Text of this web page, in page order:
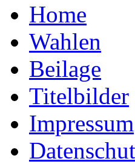
Home
Wahlen
Beilage
Titelbilder
Impressum